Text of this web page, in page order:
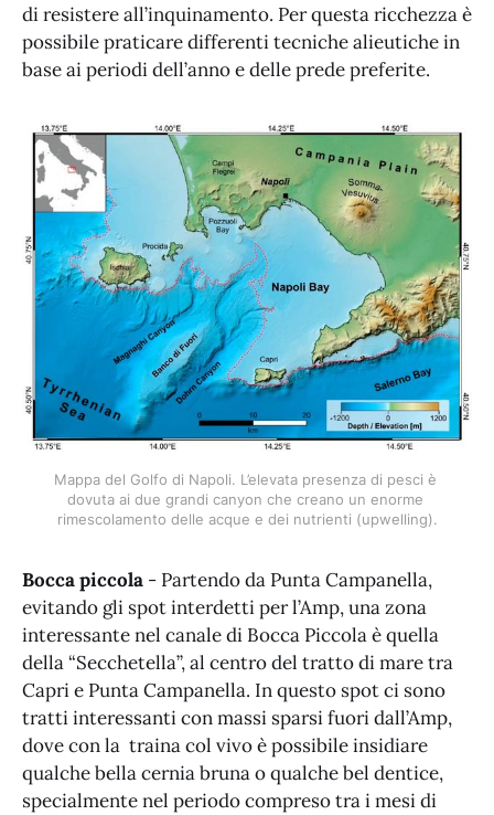
di resistere all’inquinamento. Per questa ricchezza è
possibile praticare differenti tecniche alieutiche in
base ai periodi dell’anno e delle prede preferite.
Mappa del Golfo di Napoli. L’elevata presenza di pesci è
dovuta ai due grandi canyon che creano un enorme
rimescolamento delle acque e dei nutrienti (upwelling).
Bocca piccola - Partendo da Punta Campanella,
evitando gli spot interdetti per l’Amp, una zona
interessante nel canale di Bocca Piccola è quella
della “Secchetella”, al centro del tratto di mare tra
Capri e Punta Campanella. In questo spot ci sono
tratti interessanti con massi sparsi fuori dall’Amp,
dove con la traina col vivo è possibile insidiare
qualche bella cernia bruna o qualche bel dentice,
specialmente nel periodo compreso tra i mesi di